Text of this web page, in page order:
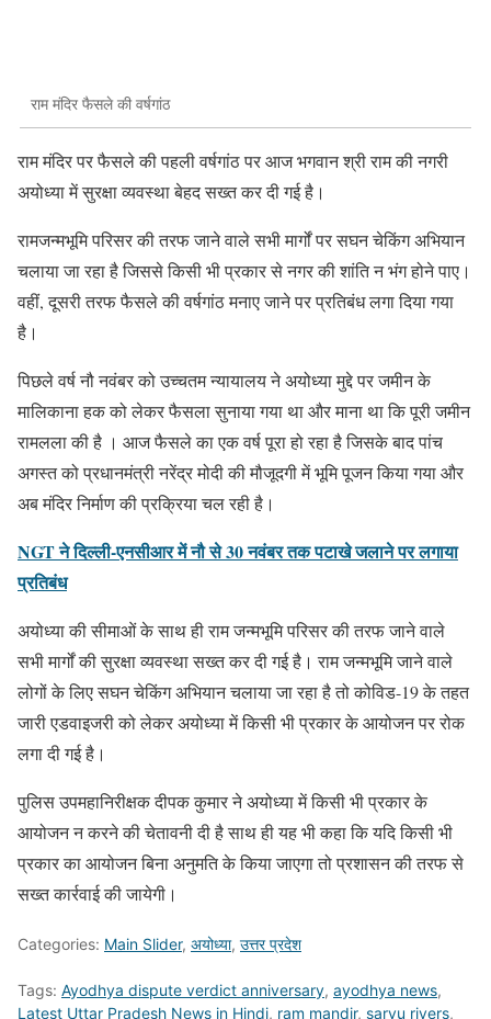
राम मंदिर फैसले की वर्षगांठ
राम मंदिर पर फैसले की पहली वर्षगांठ पर आज भगवान श्री राम की नगरी
अयोध्या में सुरक्षा व्यवस्था बेहद सख्त कर दी गई है।
रामजन्मभूमि परिसर की तरफ जाने वाले सभी मार्गों पर सघन चेकिंग अभियान
चलाया जा रहा है जिससे किसी भी प्रकार से नगर की शांति न भंग होने पाए।
वहीं, दूसरी तरफ फैसले की वर्षगांठ मनाए जाने पर प्रतिबंध लगा दिया गया
है।
पिछले वर्ष नौ नवंबर को उच्चतम न्यायालय ने अयोध्या मुद्दे पर जमीन के
मालिकाना हक को लेकर फैसला सुनाया गया था और माना था कि पूरी जमीन
रामलला की है । आज फैसले का एक वर्ष पूरा हो रहा है जिसके बाद पांच
अगस्त को प्रधानमंत्री नरेंद्र मोदी की मौजूदगी में भूमि पूजन किया गया और
अब मंदिर निर्माण की प्रक्रिया चल रही है।
NGT ने दिल्ली-एनसीआर में नौ से 30 नवंबर तक पटाखे जलाने पर लगाया
प्रतिबंध
अयोध्या की सीमाओं के साथ ही राम जन्मभूमि परिसर की तरफ जाने वाले
सभी मार्गों की सुरक्षा व्यवस्था सख्त कर दी गई है। राम जन्मभूमि जाने वाले
लोगों के लिए सघन चेकिंग अभियान चलाया जा रहा है तो कोविड-19 के तहत
जारी एडवाइजरी को लेकर अयोध्या में किसी भी प्रकार के आयोजन पर रोक
लगा दी गई है।
पुलिस उपमहानिरीक्षक दीपक कुमार ने अयोध्या में किसी भी प्रकार के
आयोजन न करने की चेतावनी दी है साथ ही यह भी कहा कि यदि किसी भी
प्रकार का आयोजन बिना अनुमति के किया जाएगा तो प्रशासन की तरफ से
सख्त कार्रवाई की जायेगी।
Categories: Main Slider, अयोध्या, उत्तर प्रदेश
Tags: Ayodhya dispute verdict anniversary, ayodhya news,
Latest Uttar Pradesh News in Hindi, ram mandir, saryu rivers,